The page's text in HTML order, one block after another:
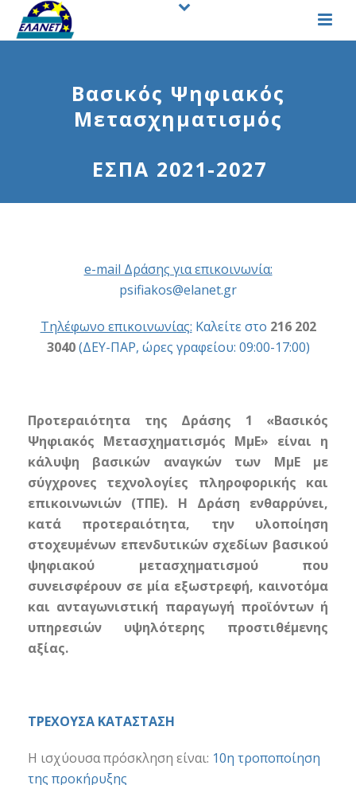
Βασικός Ψηφιακός
Μετασχηματισμός
ΕΣΠΑ 2021-2027
e-mail Δράσης για επικοινωνία:
psifiakos@elanet.gr
Τηλέφωνο επικοινωνίας: Καλείτε στο 216 202
3040(ΔΕΥ-ΠΑΡ, ώρες γραφείου: 09:00-17:00)
Προτεραιότητα της Δράσης 1 «Βασικός
Ψηφιακός Μετασχηματισμός ΜμΕ» είναι η
κάλυψη βασικών αναγκών των ΜμΕ με
σύγχρονες τεχνολογίες πληροφορικής και
επικοινωνιών (ΤΠΕ). Η Δράση ενθαρρύνει,
κατά προτεραιότητα, την υλοποίηση
στοχευμένων επενδυτικών σχεδίων βασικού
ψηφιακού μετασχηματισμού που
συνεισφέρουν σε μία εξωστρεφή, καινοτόμα
και ανταγωνιστική παραγωγή προϊόντων ή
υπηρεσιών υψηλότερης προστιθέμενης
αξίας.
ΤΡΕΧΟΥΣΑ ΚΑΤΑΣΤΑΣΗ
Η ισχύουσα πρόσκληση είναι: 10η τροποποίηση
της προκήρυξης